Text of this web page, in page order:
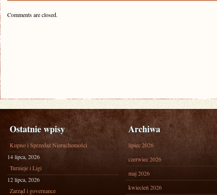
Comments are closed.
Ostatnie wpisy
Kupno i Sprzedaż Nieruchomości
14 lipca, 2026
Turnieje i Ligi
12 lipca, 2026
Zarząd i governance
Archiwa
lipiec 2026
czerwiec 2026
maj 2026
kwiecień 2026